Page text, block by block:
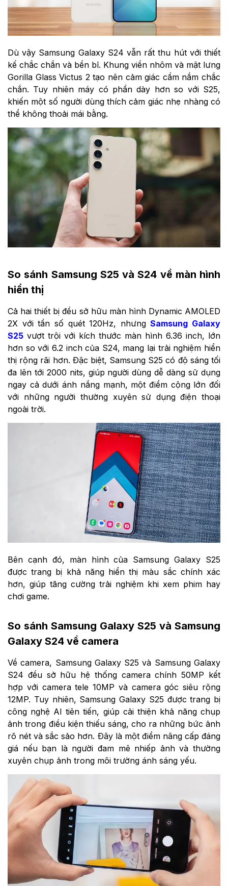
Dù vậy Samsung Galaxy S24 vẫn rất thu hút với thiết
kế chắc chắn và bền bỉ. Khung viền nhôm và mặt lưng
Gorilla Glass Victus 2 tạo nên cảm giác cầm nắm chắc
chắn. Tuy nhiên máy có phần dày hơn so với S25,
khiến một số người dùng thích cảm giác nhẹ nhàng có
thể không thoải mái bằng.
So sánh Samsung S25 và S24 về màn hình
hiển thị
Cả hai thiết bị đều sở hữu màn hình Dynamic AMOLED
2X với tần số quét 120Hz, nhưngSamsung Galaxy
S25 vượt trội với kích thước màn hình 6.36 inch, lớn
hơn so với 6.2 inch của S24, mang lại trải nghiệm hiển
thị rộng rãi hơn. Đặc biệt, Samsung S25 có độ sáng tối
đa lên tới 2000 nits, giúp người dùng dễ dàng sử dụng
ngay cả dưới ánh nắng mạnh, một điểm cộng lớn đối
với những người thường xuyên sử dụng điện thoại
ngoài trời.
Bên cạnh đó, màn hình của Samsung Galaxy S25
được trang bị khả năng hiển thị màu sắc chính xác
hơn, giúp tăng cường trải nghiệm khi xem phim hay
chơi game.
So sánh Samsung Galaxy S25 và Samsung
Galaxy S24 về camera
Về camera, Samsung Galaxy S25 và Samsung Galaxy
S24 đều sở hữu hệ thống camera chính 50MP kết
hợp với camera tele 10MP và camera góc siêu rộng
12MP. Tuy nhiên, Samsung Galaxy S25 được trang bị
công nghệ AI tiên tiến, giúp cải thiện khả năng chụp
ảnh trong điều kiện thiếu sáng, cho ra những bức ảnh
rõ nét và sắc sảo hơn. Đây là một điểm nâng cấp đáng
giá nếu bạn là người đam mê nhiếp ảnh và thường
xuyên chụp ảnh trong môi trường ánh sáng yếu.